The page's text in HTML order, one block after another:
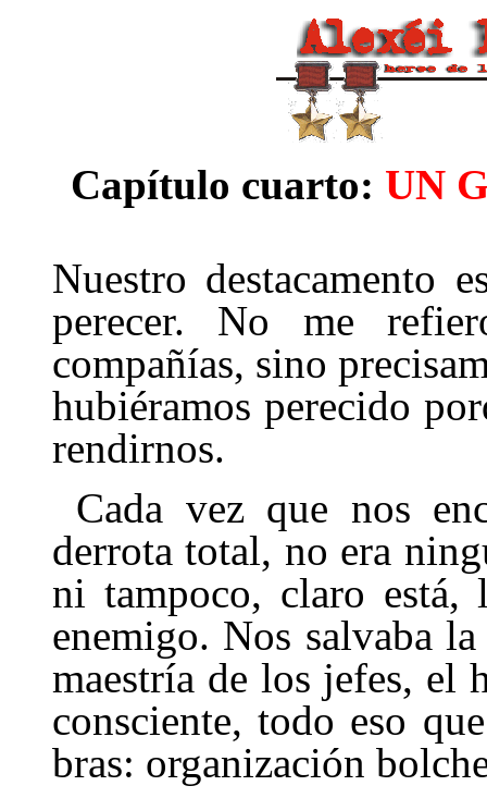
Capítulo cuarto: UN
Nuestro destacamento
perecer. No me
compañías, sino
hubiéramos perecido
rendirnos.
Cada vez que nos
derrota total, no era
ni tampoco, claro está,
enemigo. Nos salvaba
maestría de los jefes, el
consciente, todo eso
bras: organización